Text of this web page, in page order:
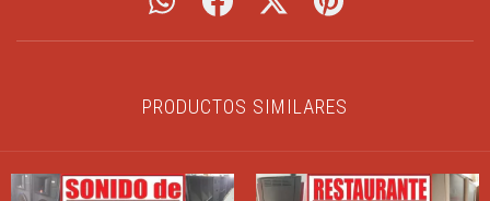
PRODUCTOS SIMILARES